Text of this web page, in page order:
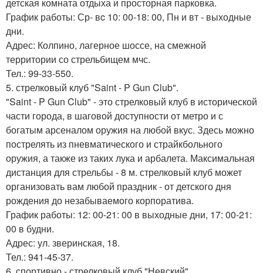
детская комната отдыха и просторная парковка.
График работы: Ср- вc 10: 00-18: 00, Пн и вт - выходные
дни.
Адрес: Колпино, лагерное шоссе, на смежной
территории со стрельбищем мчс.
Тел.: 99-33-550.
5. стрелковый клуб "Saint - P Gun Club".
"Saint - P Gun Club" - это стрелковый клуб в исторической
части города, в шаговой доступности от метро и с
богатым арсеналом оружия на любой вкус. Здесь можно
пострелять из пневматического и страйкбольного
оружия, а также из таких лука и арбалета. Максимальная
дистанция для стрельбы - 8 м. стрелковый клуб может
организовать вам любой праздник - от детского дня
рождения до незабываемого корпоратива.
График работы: 12: 00-21: 00 в выходные дни, 17: 00-21:
00 в будни.
Адрес: ул. зверинская, 18.
Тел.: 941-45-37.